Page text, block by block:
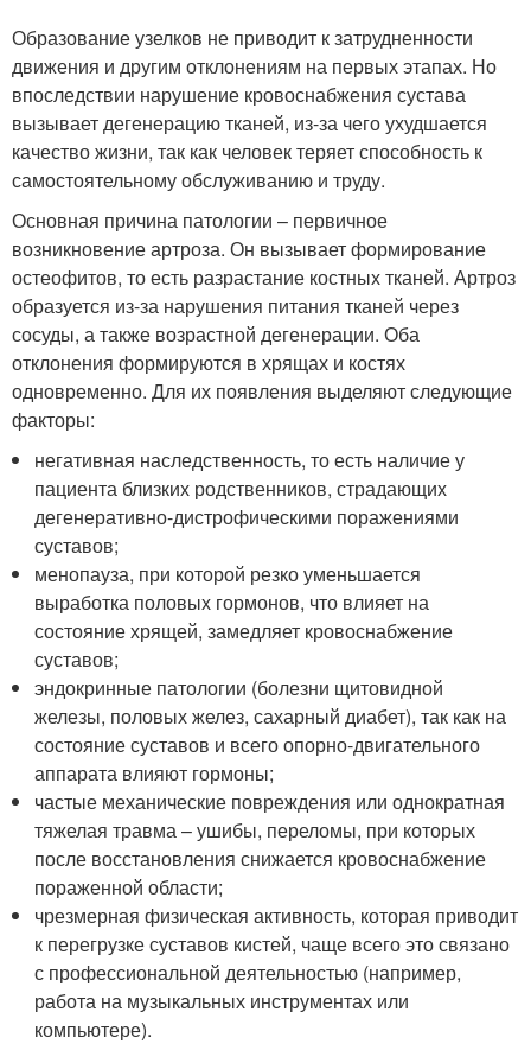
Образование узелков не приводит к затрудненности
движения и другим отклонениям на первых этапах. Но
впоследствии нарушение кровоснабжения сустава
вызывает дегенерацию тканей, из-за чего ухудшается
качество жизни, так как человек теряет способность к
самостоятельному обслуживанию и труду.
Основная причина патологии – первичное
возникновение артроза. Он вызывает формирование
остеофитов, то есть разрастание костных тканей. Артроз
образуется из-за нарушения питания тканей через
сосуды, а также возрастной дегенерации. Оба
отклонения формируются в хрящах и костях
одновременно. Для их появления выделяют следующие
факторы:
негативная наследственность, то есть наличие у
пациента близких родственников, страдающих
дегенеративно-дистрофическими поражениями
суставов;
менопауза, при которой резко уменьшается
выработка половых гормонов, что влияет на
состояние хрящей, замедляет кровоснабжение
суставов;
эндокринные патологии (болезни щитовидной
железы, половых желез, сахарный диабет), так как на
состояние суставов и всего опорно-двигательного
аппарата влияют гормоны;
частые механические повреждения или однократная
тяжелая травма – ушибы, переломы, при которых
после восстановления снижается кровоснабжение
пораженной области;
чрезмерная физическая активность, которая приводит
к перегрузке суставов кистей, чаще всего это связано
с профессиональной деятельностью (например,
работа на музыкальных инструментах или
компьютере).